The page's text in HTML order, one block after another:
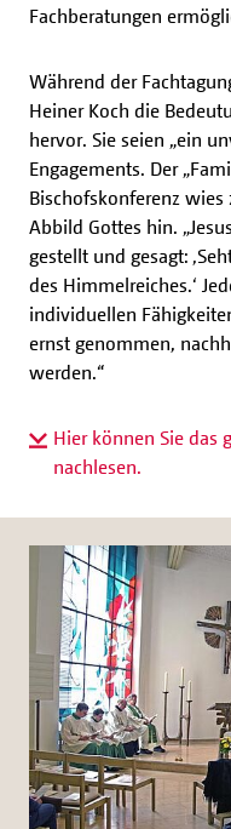
Fachberatungen
Während der
Heiner Koch die
hervor. Sie seien „ein
Engagements. Der
Bischofskonferenz
Abbild Gottes hin.
gestellt und gesagt:
des Himmelreiches.‘
individuellen
ernst genommen,
werden.“
Hier können Sie das
nachlesen.